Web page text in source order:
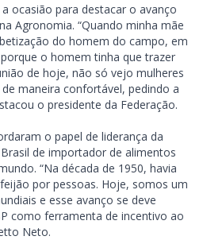
ocasião para destacar o avanço
Agronomia. “Quando minha mãe
do homem do campo, em
o homem tinha que trazer
de hoje, não só vejo mulheres
maneira confortável, pedindo a
o presidente da Federação.
o papel de liderança da
de importador de alimentos
“Na década de 1950, havia
por pessoas. Hoje, somos um
e esse avanço se deve
como ferramenta de incentivo ao
Neto.